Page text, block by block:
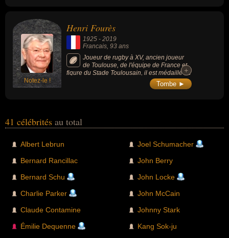
Notez-le !
Henri Fourès
1925 - 2019
Francais, 93 ans
Joueur de rugby à XV, ancien joueur
de Toulouse, de l'équipe de France et
figure du Stade Toulousain, il est médaillé de
+
+
Tombe ►
41 célébrités au total
Albert Lebrun
Bernard Rancillac
Bernard Schu
Charlie Parker
Claude Contamine
Émilie Dequenne
Joel Schumacher
John Berry
John Locke
John McCain
Johnny Stark
Kang Sok-ju